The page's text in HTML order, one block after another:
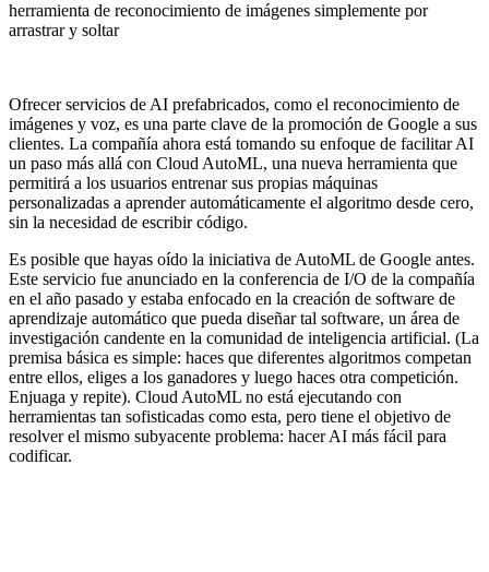
herramienta de reconocimiento de imágenes simplemente por
arrastrar y soltar
Ofrecer servicios de AI prefabricados, como el reconocimiento de
imágenes y voz, es una parte clave de la promoción de Google a sus
clientes. La compañía ahora está tomando su enfoque de facilitar AI
un paso más allá con Cloud AutoML, una nueva herramienta que
permitirá a los usuarios entrenar sus propias máquinas
personalizadas a aprender automáticamente el algoritmo desde cero,
sin la necesidad de escribir código.
Es posible que hayas oído la iniciativa de AutoML de Google antes.
Este servicio fue anunciado en la conferencia de I/O de la compañía
en el año pasado y estaba enfocado en la creación de software de
aprendizaje automático que pueda diseñar tal software, un área de
investigación candente en la comunidad de inteligencia artificial. (La
premisa básica es simple: haces que diferentes algoritmos competan
entre ellos, eliges a los ganadores y luego haces otra competición.
Enjuaga y repite). Cloud AutoML no está ejecutando con
herramientas tan sofisticadas como esta, pero tiene el objetivo de
resolver el mismo subyacente problema: hacer AI más fácil para
codificar.